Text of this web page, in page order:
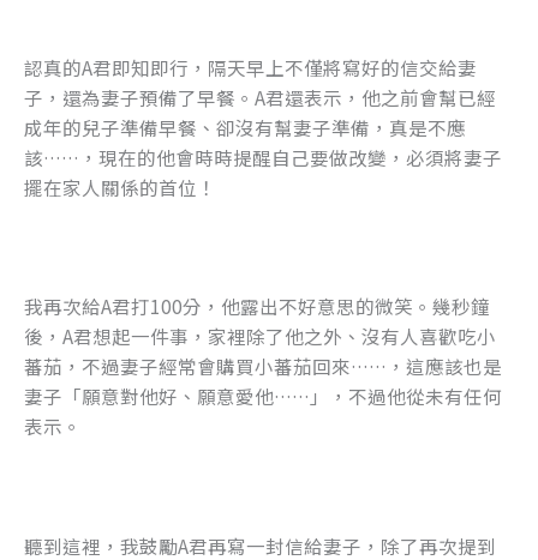
認真的A君即知即行，隔天早上不僅將寫好的信交給妻
子，還為妻子預備了早餐。A君還表示，他之前會幫已經
成年的兒子準備早餐、卻沒有幫妻子準備，真是不應
該……，現在的他會時時提醒自己要做改變，必須將妻子
擺在家人關係的首位！
我再次給A君打100分，他露出不好意思的微笑。幾秒鐘
後，A君想起一件事，家裡除了他之外、沒有人喜歡吃小
蕃茄，不過妻子經常會購買小蕃茄回來……，這應該也是
妻子「願意對他好、願意愛他……」，不過他從未有任何
表示。
聽到這裡，我鼓勵A君再寫一封信給妻子，除了再次提到